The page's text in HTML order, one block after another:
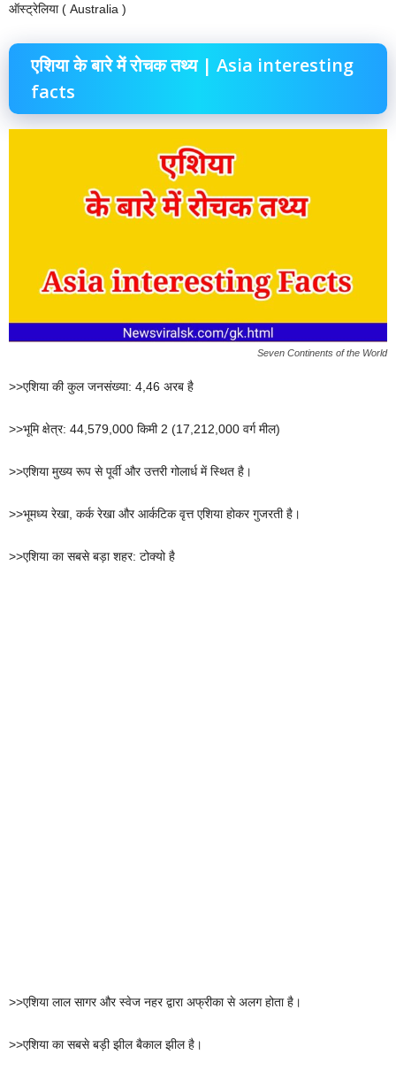
ऑस्ट्रेलिया ( Australia )
एशिया के बारे में रोचक तथ्य | Asia interesting
facts
Seven Continents of the World
>>एशिया की कुल जनसंख्या: 4,46 अरब है
>>भूमि क्षेत्र: 44,579,000 किमी 2 (17,212,000 वर्ग मील)
>>एशिया मुख्य रूप से पूर्वी और उत्तरी गोलार्ध में स्थित है।
>>भूमध्य रेखा, कर्क रेखा और आर्कटिक वृत्त एशिया होकर गुजरती है।
>>एशिया का सबसे बड़ा शहर: टोक्यो है
>>एशिया लाल सागर और स्वेज नहर द्वारा अफ्रीका से अलग होता है।
>>एशिया का सबसे बड़ी झील बैकाल झील है।